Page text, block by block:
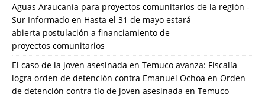
Aguas Araucanía para proyectos comunitarios de la región -
Sur Informado en Hasta el 31 de mayo estará
abierta postulación a financiamiento de
proyectos comunitarios
El caso de la joven asesinada en Temuco avanza: Fiscalía
logra orden de detención contra Emanuel Ochoa en Orden
de detención contra tío de joven asesinada en Temuco